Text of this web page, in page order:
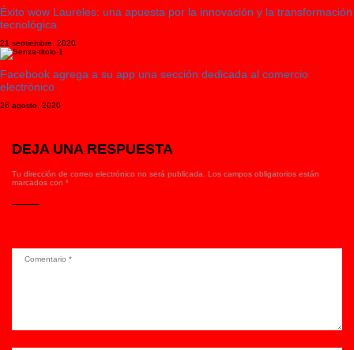
Éxito wow Laureles: una apuesta por la innovación y la transformación
tecnológica
21 septiembre, 2020
Facebook agrega a su app una sección dedicada al comercio
electrónico
26 agosto, 2020
DEJA UNA RESPUESTA
Tu dirección de correo electrónico no será publicada.
Los campos obligatorios están
marcados con *